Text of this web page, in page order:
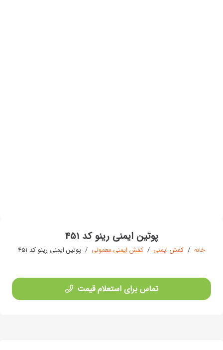
پوتین ایمنی رینو کد 451
خانه / کفش ایمنی / کفش ایمنی معمولی / پوتین ایمنی رینو کد 451
تماس برای استعلام قیمت